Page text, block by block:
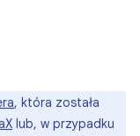
, która została
lub, w przypadku